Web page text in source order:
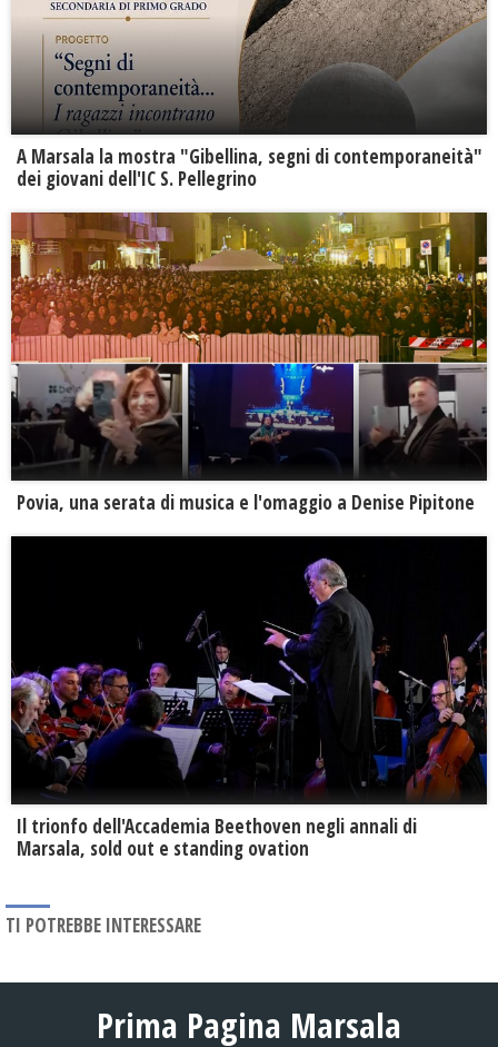
A Marsala la mostra "Gibellina, segni di contemporaneità"
dei giovani dell'IC S. Pellegrino
Povia, una serata di musica e l'omaggio a Denise Pipitone
Il trionfo dell'Accademia Beethoven negli annali di
Marsala, sold out e standing ovation
TI POTREBBE INTERESSARE
Prima Pagina Marsala